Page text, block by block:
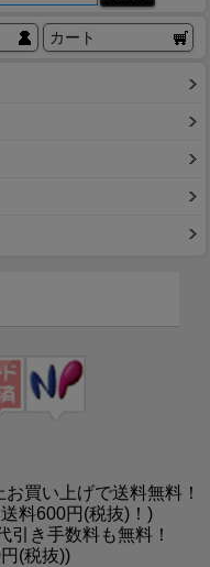
カート
買い上げで送料無料！
料600円(税抜)！)
引き手数料も無料！
(税抜))